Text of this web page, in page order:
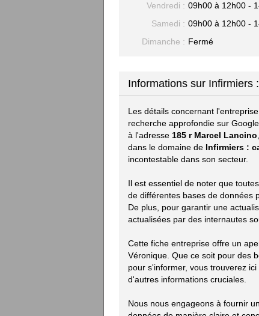
Vendredi : 09h00 à 12h00 -
Samedi : 09h00 à 12h00 -
Dimanche : Fermé
Informations sur Infirmiers
Les détails concernant l'entreprise
recherche approfondie sur
à l'adresse 185 r Marcel Lancino
dans le domaine de Infirmiers :
incontestable dans son secteur.
Il est essentiel de noter que
de différentes bases de données
De plus, pour garantir une
actualisées par des internautes
Cette fiche entreprise offre un
Véronique. Que ce soit pour des
pour s'informer, vous trouverez
d'autres informations cruciales.
Nous nous engageons à fournir